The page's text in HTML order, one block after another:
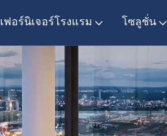
เฟอร์นิเจอร์โรงแรม โซลูชั่น